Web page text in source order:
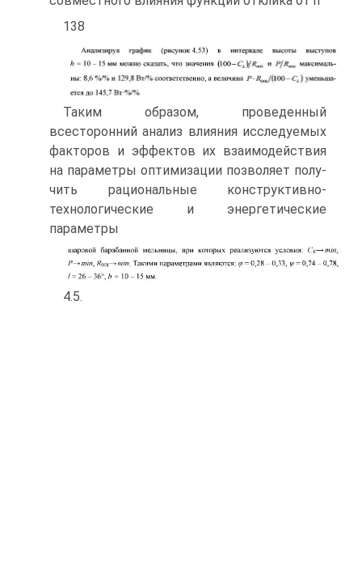
138
Таким образом, проведенный
всесторонний анализ влияния исследуемых
фак­торов и эффектов их взаимодействия
на параметры оптимизации позволяет полу­
чить рациональные конструктивно-
технологические и энергетические
параметры
4.5.